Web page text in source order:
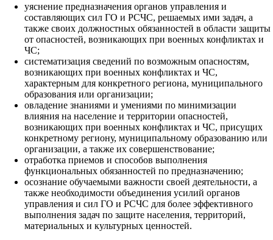
уяснение предназначения органов управления и
составляющих сил ГО и РСЧС, решаемых ими задач, а
также своих должностных обязанностей в области защиты
от опасностей, возникающих при военных конфликтах и
ЧС;
систематизация сведений по возможным опасностям,
возникающих при военных конфликтах и ЧС,
характерным для конкретного региона, муниципального
образования или организации;
овладение знаниями и умениями по минимизации
влияния на население и территории опасностей,
возникающих при военных конфликтах и ЧС, присущих
конкретному региону, муниципальному образованию или
организации, а также их совершенствование;
отработка приемов и способов выполнения
функциональных обязанностей по предназначению;
осознание обучаемыми важности своей деятельности, а
также необходимости объединения усилий органов
управления и сил ГО и РСЧС для более эффективного
выполнения задач по защите населения, территорий,
материальных и культурных ценностей.